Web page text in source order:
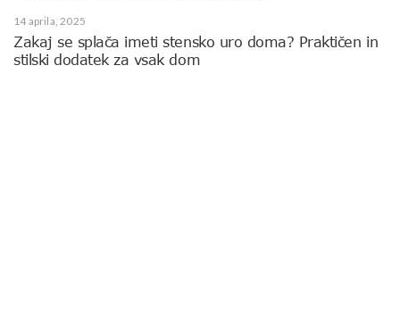
14 aprila, 2025
Zakaj se splača imeti stensko uro doma? Praktičen in
stilski dodatek za vsak dom